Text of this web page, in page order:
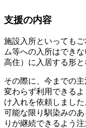
支援の内容
施設入所といっても
ム等への入所はでき
高住）に入居する形と
その際に、今までの
変わらず利用できる
け入れを依頼しまし
可能な限り馴染みの
りが継続できるよう注